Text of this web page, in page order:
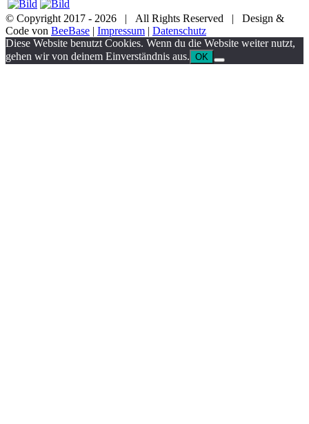
© Copyright 2017 - 2026 | All Rights Reserved | Design &
Code von BeeBase | Impressum | Datenschutz
YouTube
Facebook
Twitter
Instagram
Pinterest
Email
Diese Website benutzt Cookies. Wenn du die Website weiter nutzt,
gehen wir von deinem Einverständnis aus. OK